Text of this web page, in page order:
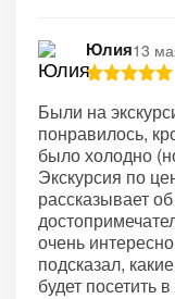
Юлия13
Были на
понравилось,
было холодно
Экскурсия по
рассказывает
очень
подсказал,
будет посетить